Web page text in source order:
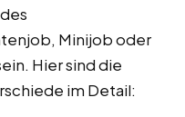
Minijob oder
Hier sind die
im Detail: